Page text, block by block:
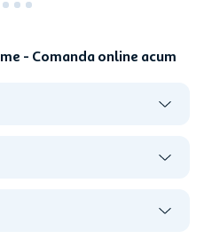
- Comanda online acum